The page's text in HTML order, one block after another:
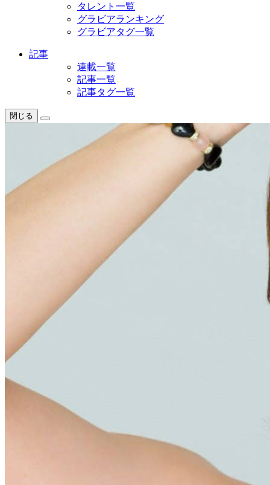
タレント一覧
グラビアランキング
グラビアタグ一覧
記事
連載一覧
記事一覧
記事タグ一覧
閉じる